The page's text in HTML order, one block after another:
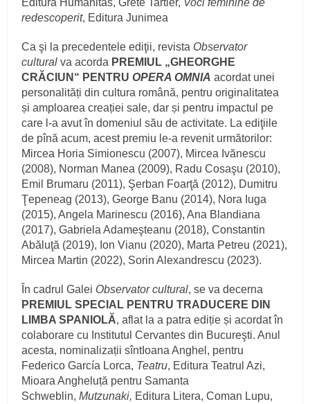
Editura Humanitas, Grete Tartler, Voci feminine de
redescoperit, Editura Junimea
Ca şi la precedentele ediţii, revista Observator
cultural va acorda PREMIUL „GHEORGHE
CRĂCIUN“ PENTRUOPERA OMNIA acordat unei
personalități din cultura română, pentru originalitatea
și amploarea creației sale, dar și pentru impactul pe
care l-a avut în domeniul său de activitate. La ediţiile
de pînă acum, acest premiu le-a revenit următorilor:
Mircea Horia Simionescu (2007), Mircea Ivănescu
(2008), Norman Manea (2009), Radu Cosaşu (2010),
Emil Brumaru (2011), Şerban Foarţă (2012), Dumitru
Ţepeneag (2013), George Banu (2014), Nora Iuga
(2015), Angela Marinescu (2016), Ana Blandiana
(2017), Gabriela Adameşteanu (2018), Constantin
Abăluţă (2019), Ion Vianu (2020), Marta Petreu (2021),
Mircea Martin (2022), Sorin Alexandrescu (2023).
În cadrul Galei Observator cultural, se va decerna
PREMIUL SPECIAL PENTRU TRADUCERE DIN
LIMBA SPANIOLĂ, aflat la a patra ediție și acordat în
colaborare cu Institutul Cervantes din Bucureşti. Anul
acesta, nominalizații sîntIoana Anghel, pentru
Federico García Lorca, Teatru, Editura Teatrul Azi,
Mioara Angheluță pentru Samanta
Schweblin,Mutzunaki, Editura Litera, Coman Lupu,